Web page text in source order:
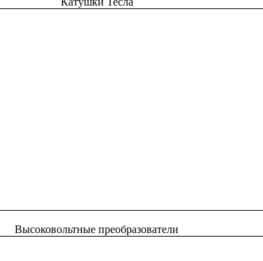
Высоковольтные преобразователи